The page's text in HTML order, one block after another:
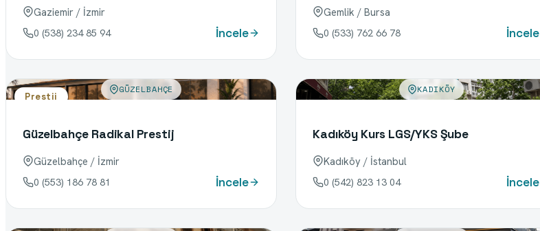
Gaziemir / İzmir
0 (538) 234 85 94 İncele
Gemlik / Bursa
0 (533) 762 66 78 İncele
Prestij
GÜZELBAHÇE
Güzelbahçe Radikal Prestij
Güzelbahçe / İzmir
0 (553) 186 78 81 İncele
KADIKÖY
Kadıköy Kurs LGS/YKS Şube
Kadıköy / İstanbul
0 (542) 823 13 04 İncele